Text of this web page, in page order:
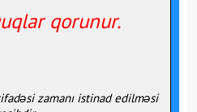
qorunur.
zamanı istinad edilməsi